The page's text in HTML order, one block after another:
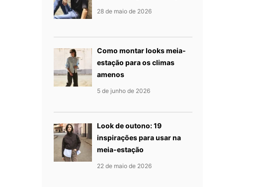
Publicado em
28 de maio de 2026
Como montar looks meia-
estação para os climas
amenos
Publicado em
5 de junho de 2026
Look de outono: 19
inspirações para usar na
meia-estação
Publicado em
22 de maio de 2026